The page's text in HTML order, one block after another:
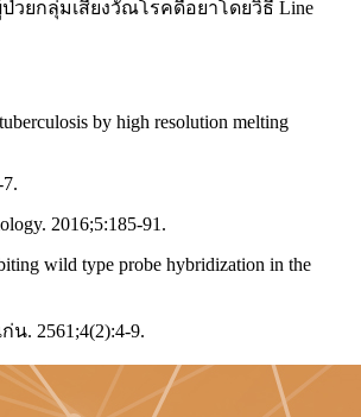
ยกลุ่มเสี่ยงวัณโรคดื้อยาโดยวิธี Line
by high resolution melting
2016;5:185-91.
wild type probe hybridization in the
2561;4(2):4-9.